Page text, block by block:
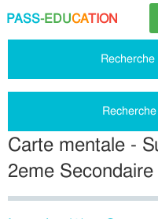
PASS-EDUCATION
Carte mentale -
2eme